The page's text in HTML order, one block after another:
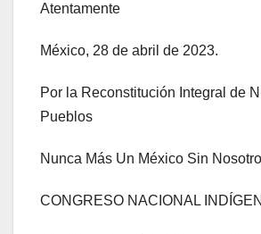
Atentamente
México, 28 de abril de 2023.
Por la Reconstitución Integral de
Pueblos
Nunca Más Un México Sin
CONGRESO NACIONAL